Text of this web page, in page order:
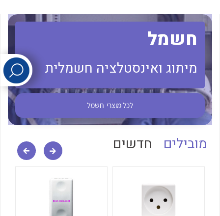
לכל מוצרי היצרן לכל מוצרי היצרן
חשמל
מיתוג ואינסטלציה חשמלית
לכל מוצרי חשמל
מובילים חדשים